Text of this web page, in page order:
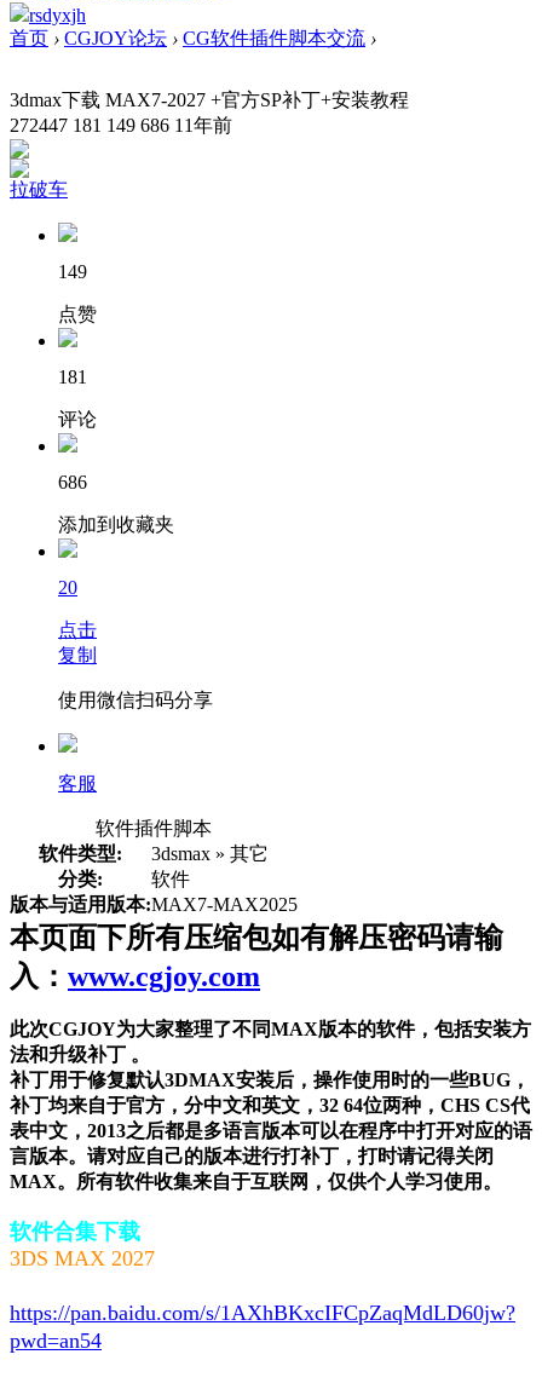
rsdyxjh
首页 › CGJOY论坛 › CG软件插件脚本交流 ›
3dmax下载 MAX7-2027 +官方SP补丁+安装教程
272447 181 149 686 11年前
拉破车
149
点赞
181
评论
686
添加到收藏夹
20
点击
复制
使用微信扫码分享
客服
软件插件脚本
软件类型:
3dsmax » 其它
分类:
软件
版本与适用版本:MAX7-MAX2025
本页面下所有压缩包如有解压密码请输
入： www.cgjoy.com
此次CGJOY为大家整理了不同MAX版本的软件，包括安装方
法和升级补丁 。
补丁用于修复默认3DMAX安装后，操作使用时的一些BUG，
补丁均来自于官方，分中文和英文，32 64位两种，CHS CS代
表中文，2013之后都是多语言版本可以在程序中打开对应的语
言版本。请对应自己的版本进行打补丁，打时请记得关闭
MAX。 所有软件收集来自于互联网，仅供个人学习使用。
软件合集下载
3DS MAX 2027
https://pan.baidu.com/s/1AXhBKxcIFCpZaqMdLD60jw?
pwd=an54